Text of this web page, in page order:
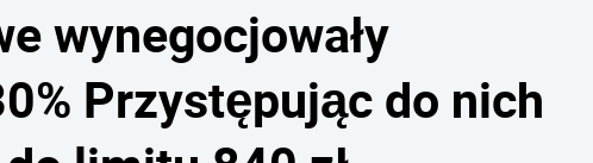
wynegocjowały
Przystępując do nich